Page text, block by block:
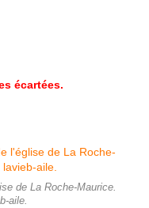
écartées.
de La Roche-Maurice.
aile.